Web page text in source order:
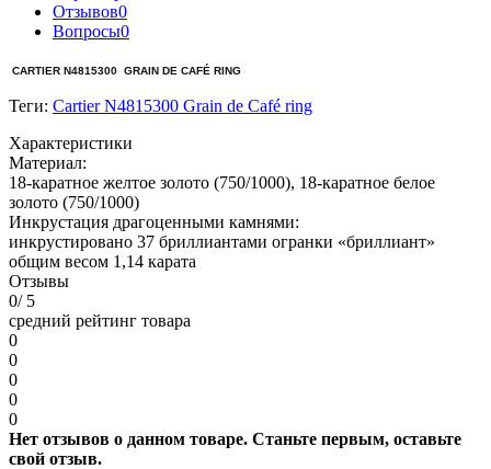
Отзывов0
Вопросы0
CARTIER N4815300 GRAIN DE CAFÉ RING
Теги: Cartier N4815300 Grain de Café ring
Характеристики
Материал:
18-каратное желтое золото (750/1000), 18-каратное белое
золото (750/1000)
Инкрустация драгоценными камнями:
инкрустировано 37 бриллиантами огранки «бриллиант»
общим весом 1,14 карата
Отзывы
0/ 5
средний рейтинг товара
0
0
0
0
0
Нет отзывов о данном товаре. Станьте первым, оставьте
свой отзыв.